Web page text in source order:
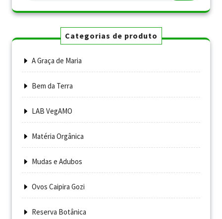
Categorias de produto
A Graça de Maria
Bem da Terra
LAB VegAMO
Matéria Orgânica
Mudas e Adubos
Ovos Caipira Gozi
Reserva Botânica